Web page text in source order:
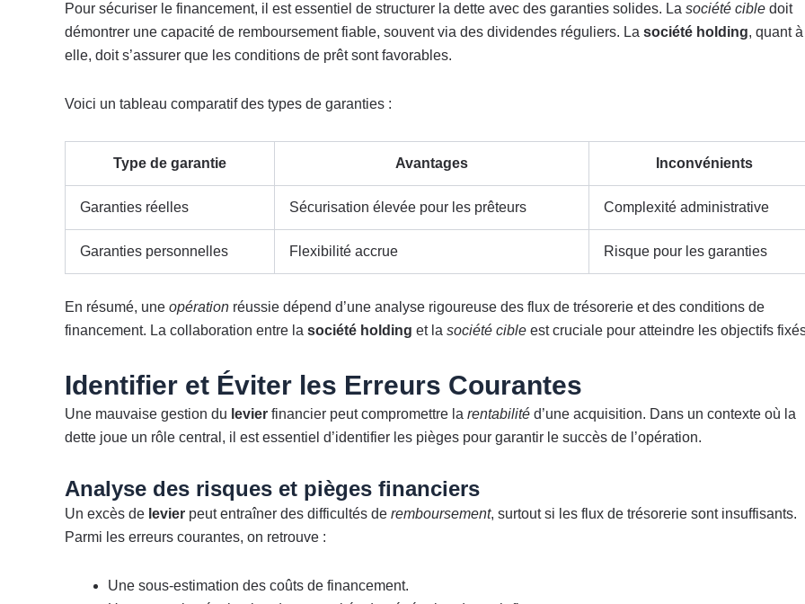
Pour sécuriser le financement, il est essentiel de structurer la dette avec des garanties solides. La société cible doit
démontrer une capacité de remboursement fiable, souvent via des dividendes réguliers. La société holding, quant à
elle, doit s’assurer que les conditions de prêt sont favorables.
Voici un tableau comparatif des types de garanties :
Type de garantie Avantages Inconvénients
Garanties réelles Sécurisation élevée pour les prêteurs Complexité administrative
Garanties personnelles Flexibilité accrue Risque pour les garanties
En résumé, une opération réussie dépend d’une analyse rigoureuse des flux de trésorerie et des conditions de
financement. La collaboration entre la société holding et la société cible est cruciale pour atteindre les objectifs
Identifier et Éviter les Erreurs Courantes
Une mauvaise gestion du levier financier peut compromettre la rentabilité d’une acquisition. Dans un contexte où la
dette joue un rôle central, il est essentiel d’identifier les pièges pour garantir le succès de l’opération.
Analyse des risques et pièges financiers
Un excès de levier peut entraîner des difficultés de remboursement, surtout si les flux de trésorerie sont insuffisants.
Parmi les erreurs courantes, on retrouve :
Une sous-estimation des coûts de financement.